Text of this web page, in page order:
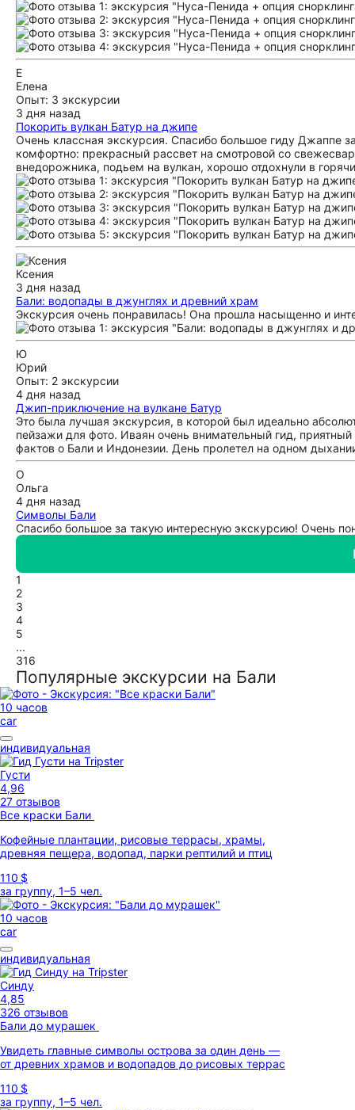
Е
Елена
Опыт: 3 экскурсии
3 дня назад
Покорить вулкан Батур на джипе
Очень классная экскурсия. Спасибо большое гиду Джаппе
комфортно: прекрасный рассвет на смотровой со
внедорожника, подьем на вулкан, хорошо отдохнули в
Ксения
3 дня назад
Бали: водопады в джунглях и древний храм
Экскурсия очень понравилась! Она прошла насыщенно и
Ю
Юрий
Опыт: 2 экскурсии
4 дня назад
Джип-приключение на вулкане Батур
Это была лучшая экскурсия, в которой был идеально
пейзажи для фото. Иваян очень внимательный гид,
фактов о Бали и Индонезии. День пролетел на одном
О
Ольга
4 дня назад
Символы Бали
Спасибо большое за такую интересную экскурсию! Очень
1
2
3
4
5
...
316
Популярные экскурсии на Бали
10 часов
car
индивидуальная
Густи
4,96
27 отзывов
Все краски Бали
Кофейные плантации, рисовые террасы, храмы,
древняя пещера, водопад, парки рептилий и птиц
110 $
за группу, 1–5 чел.
10 часов
car
индивидуальная
Синду
4,85
326 отзывов
Бали до мурашек
Увидеть главные символы острова за один день —
от древних храмов и водопадов до рисовых террас
110 $
за группу, 1–5 чел.